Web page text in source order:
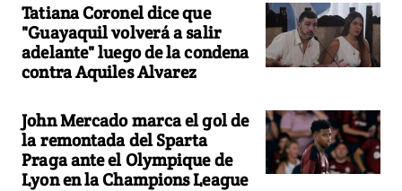
Tatiana Coronel dice que
"Guayaquil volverá a salir
adelante" luego de la condena
contra Aquiles Alvarez
John Mercado marca el gol de
la remontada del Sparta
Praga ante el Olympique de
Lyon en la Champions League